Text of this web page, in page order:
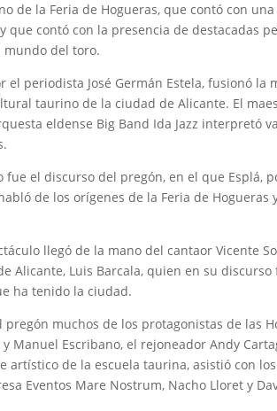
de la Feria de Hogueras, que contó con
que contó con la presencia de destacadas
mundo del toro.
el periodista José Germán Estela, fusionó
taurino de la ciudad de Alicante. El
eldense Big Band Ida Jazz interpretó
fue el discurso del pregón, en el que Esplá,
de los orígenes de la Feria de
llegó de la mano del cantaor Vicente
Alicante, Luis Barcala, quien en su
ha tenido la ciudad.
muchos de los protagonistas de las
y Manuel Escribano, el rejoneador Andy
artístico de la escuela taurina, asistió con
Eventos Mare Nostrum, Nacho Lloret y